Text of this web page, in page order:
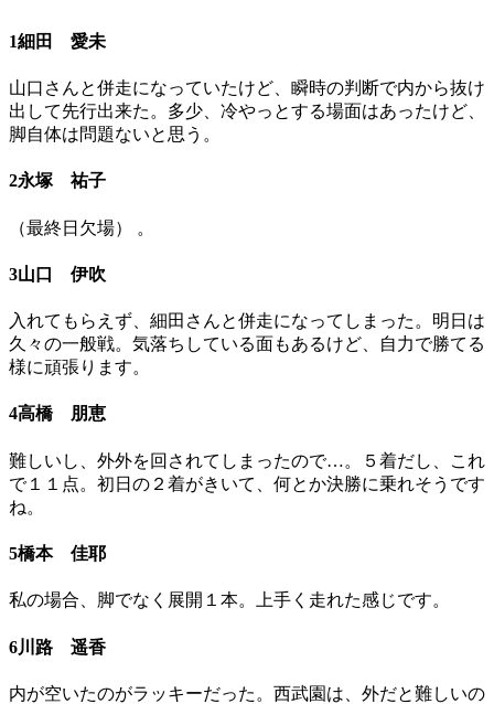
1細田 愛未
山口さんと併走になっていたけど、瞬時の判断で内から抜け
出して先行出来た。多少、冷やっとする場面はあったけど、
脚自体は問題ないと思う。
2永塚 祐子
（最終日欠場） 。
3山口 伊吹
入れてもらえず、細田さんと併走になってしまった。明日は
久々の一般戦。気落ちしている面もあるけど、自力で勝てる
様に頑張ります。
4高橋 朋恵
難しいし、外外を回されてしまったので…。５着だし、これ
で１１点。初日の２着がきいて、何とか決勝に乗れそうです
ね。
5橋本 佳耶
私の場合、脚でなく展開１本。上手く走れた感じです。
6川路 遥香
内が空いたのがラッキーだった。西武園は、外だと難しいの